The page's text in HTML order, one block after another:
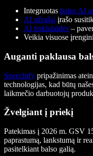
Integruotas balso AI
AI užrašai įrašo
AI tinklalaidės –
Veikia visuose
Auganti paklausa
Speechify pripažinimas
technologijas, kad būtų
laikmečio darbuotojų
Žvelgiant į priekį
Patekimas į 2026 m. GSV
paprastumą, lankstumą ir
pasitelkiant balso galią.